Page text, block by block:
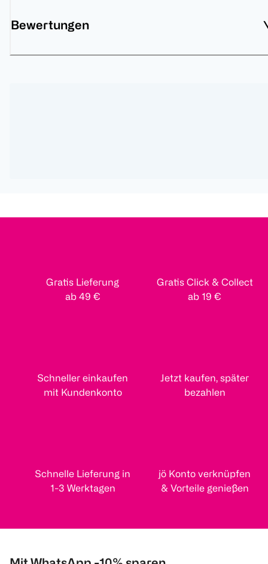
Bewertungen
Gratis Lieferung
ab 49 €
Gratis Click & Collect
ab 19 €
Schneller einkaufen
mit Kundenkonto
Jetzt kaufen, später
bezahlen
Schnelle Lieferung in
1-3 Werktagen
jö Konto verknüpfen
& Vorteile genießen